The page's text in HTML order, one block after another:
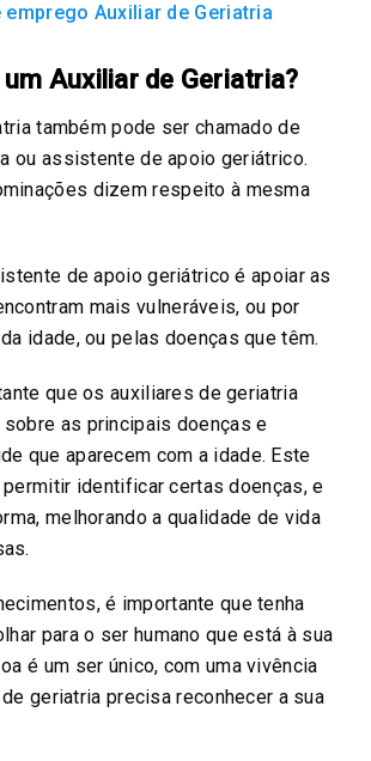
emprego Auxiliar de Geriatria
Auxiliar de Geriatria?
também pode ser chamado de
ou assistente de apoio geriátrico.
dizem respeito à mesma
de apoio geriátrico é apoiar as
mais vulneráveis, ou por
idade, ou pelas doenças que têm.
que os auxiliares de geriatria
sobre as principais doenças e
que aparecem com a idade. Este
identificar certas doenças, e
melhorando a qualidade de vida
é importante que tenha
para o ser humano que está à sua
é um ser único, com uma vivência
geriatria precisa reconhecer a sua